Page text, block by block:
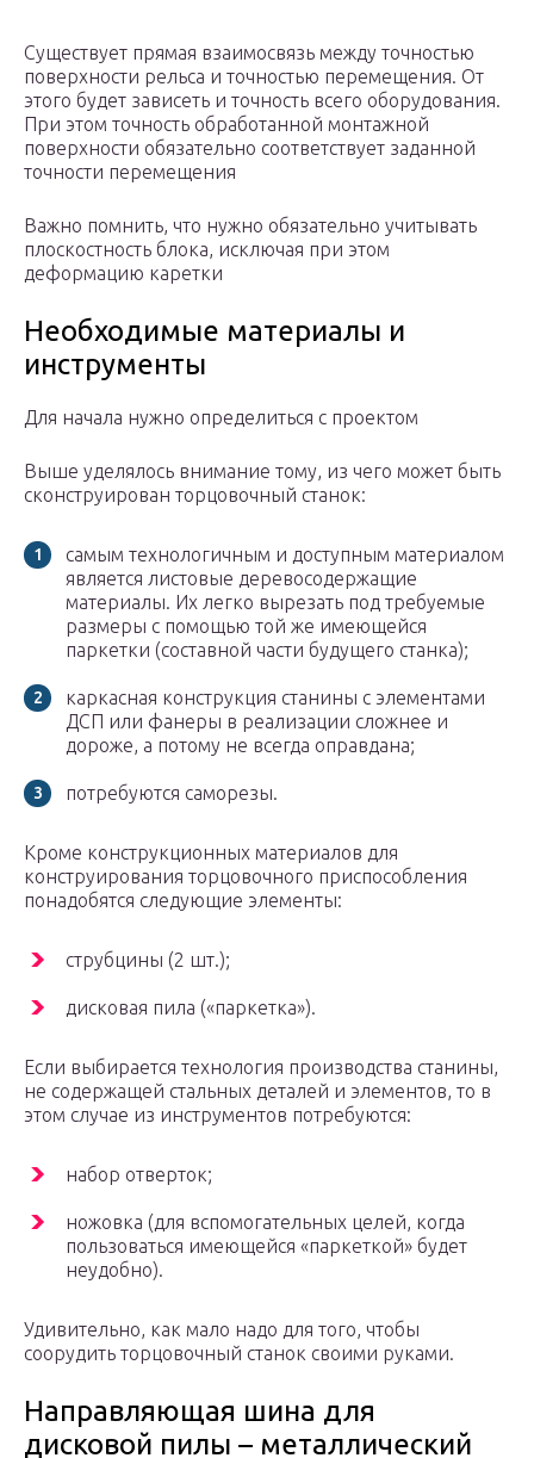
Существует прямая взаимосвязь между точностью
поверхности рельса и точностью перемещения. От
этого будет зависеть и точность всего оборудования.
При этом точность обработанной монтажной
поверхности обязательно соответствует заданной
точности перемещения
Важно помнить, что нужно обязательно учитывать
плоскостность блока, исключая при этом
деформацию каретки
Необходимые материалы и
инструменты
Для начала нужно определиться с проектом
Выше уделялось внимание тому, из чего может быть
сконструирован торцовочный станок:
самым технологичным и доступным материалом
является листовые деревосодержащие
материалы. Их легко вырезать под требуемые
размеры с помощью той же имеющейся
паркетки (составной части будущего станка);
каркасная конструкция станины с элементами
ДСП или фанеры в реализации сложнее и
дороже, а потому не всегда оправдана;
потребуются саморезы.
Кроме конструкционных материалов для
конструирования торцовочного приспособления
понадобятся следующие элементы:
струбцины (2 шт.);
дисковая пила («паркетка»).
Если выбирается технология производства станины,
не содержащей стальных деталей и элементов, то в
этом случае из инструментов потребуются:
набор отверток;
ножовка (для вспомогательных целей, когда
пользоваться имеющейся «паркеткой» будет
неудобно).
Удивительно, как мало надо для того, чтобы
соорудить торцовочный станок своими руками.
Направляющая шина для
дисковой пилы – металлический